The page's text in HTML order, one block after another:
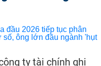
ty tài chính ghi